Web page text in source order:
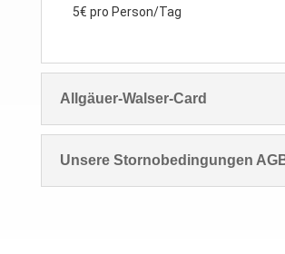
5€ pro Person/Tag
Allgäuer-Walser-Card
Unsere Stornobedingungen